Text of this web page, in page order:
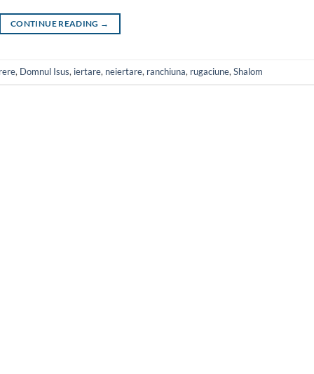
CONTINUE READING →
, Domnul Isus, iertare, neiertare, ranchiuna, rugaciune, Shalom